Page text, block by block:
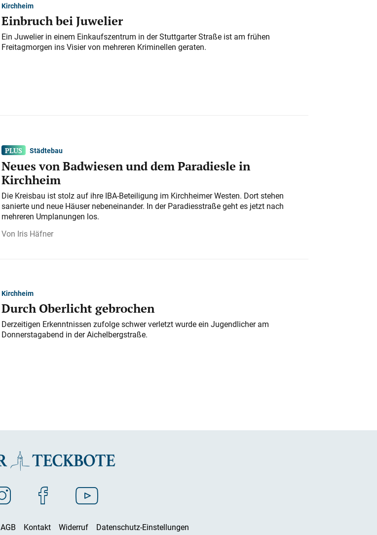
Kirchheim
Einbruch bei Juwelier
Ein Juwelier in einem Einkaufszentrum in der Stuttgarter Straße ist am frühen
Freitagmorgen ins Visier von mehreren Kriminellen geraten.
Städtebau
Neues von Badwiesen und dem Paradiesle in
Kirchheim
Die Kreisbau ist stolz auf ihre IBA-Beteiligung im Kirchheimer Westen. Dort stehen
sanierte und neue Häuser nebeneinander. In der Paradiesstraße geht es jetzt nach
mehreren Umplanungen los.
Iris Häfner
Kirchheim
Durch Oberlicht gebrochen
Derzeitigen Erkenntnissen zufolge schwer verletzt wurde ein Jugendlicher am
Donnerstagabend in der Aichelbergstraße.
AGB Kontakt Widerruf Datenschutz-Einstellungen